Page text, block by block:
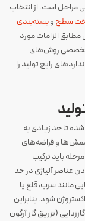
مراحل است. از انتخاب
سطحوبسته‌بندی
الزامات مورد
تخصصی روش‌های
رایج تولید را
تا حد زیادی به
و قراضه‌های
باید ترکیب
عناصر آلیاژی در حد
مانند سرب، قلع یا
شود. بنابراین
(تزریق گاز آرگون